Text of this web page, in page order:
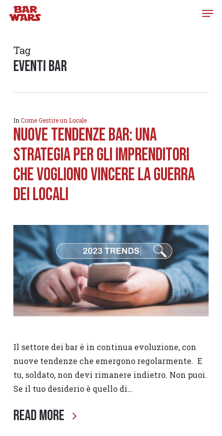
Skip
content
Tag
eventi bar
In Come Gestire un Locale
Nuove tendenze bar: una
strategia per gli imprenditori
che vogliono vincere la guerra
dei locali
Il settore dei bar è in continua evoluzione, con
nuove tendenze che emergono regolarmente. E
tu, soldato, non devi rimanere indietro. Non puoi.
Se il tuo desiderio è quello di…
Read More